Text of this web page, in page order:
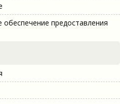
предоставления